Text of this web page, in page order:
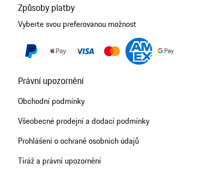
Způsoby platby
Vyberte svou preferovanou možnost
Právní upozornění
Obchodní podmínky
Všeobecné prodejní a dodací podmínky
Prohlášení o ochraně osobních údajů
Tiráž a právní upozornění